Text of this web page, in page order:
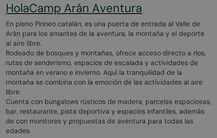
HolaCamp Arán Aventura
En pleno Pirineo catalán, es una puerta de entrada al Valle de
Arán para los amantes de la aventura, la montaña y el deporte
al aire libre.
Rodeado de bosques y montañas, ofrece acceso directo a ríos,
rutas de senderismo, espacios de escalada y actividades de
montaña en verano e invierno. Aquí la tranquilidad de la
montaña se combina con la emoción de las actividades al aire
libre.
Cuenta con bungalows rústicos de madera, parcelas espaciosas,
bar, restaurante, pista deportiva y espacios infantiles, además
de con monitores y propuestas de aventura para todas las
edades.